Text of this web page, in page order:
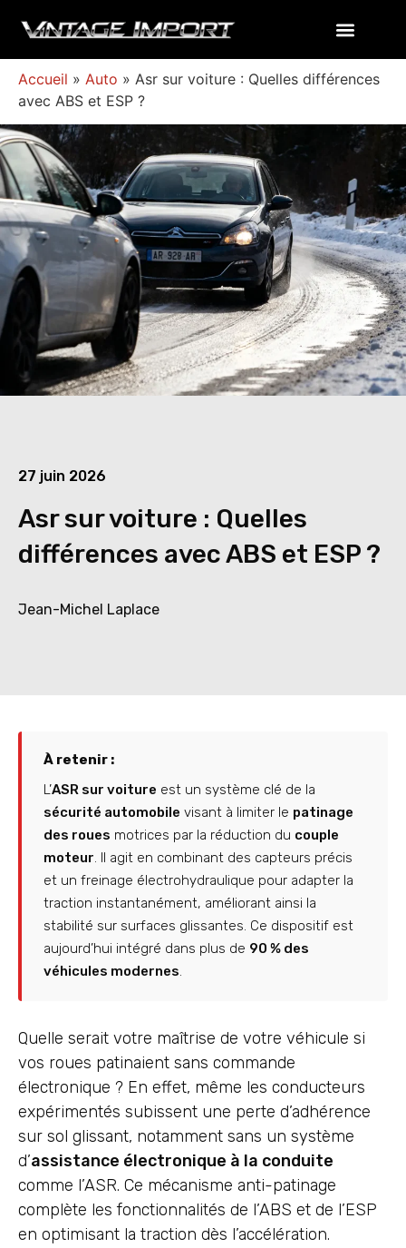
Accueil » Auto » Asr sur voiture : Quelles différences
avec ABS et ESP ?
27 juin 2026
Asr sur voiture : Quelles
différences avec ABS et ESP ?
Jean-Michel Laplace
À retenir :
L’ASR sur voiture est un système clé de la
sécurité automobile visant à limiter le patinage
des roues motrices par la réduction du couple
moteur. Il agit en combinant des capteurs précis
et un freinage électrohydraulique pour adapter la
traction instantanément, améliorant ainsi la
stabilité sur surfaces glissantes. Ce dispositif est
aujourd’hui intégré dans plus de 90 % des
véhicules modernes.
Quelle serait votre maîtrise de votre véhicule si
vos roues patinaient sans commande
électronique ? En effet, même les conducteurs
expérimentés subissent une perte d’adhérence
sur sol glissant, notamment sans un système
d’assistance électronique à la conduite
comme l’ASR. Ce mécanisme anti-patinage
complète les fonctionnalités de l’ABS et de l’ESP
en optimisant la traction dès l’accélération.